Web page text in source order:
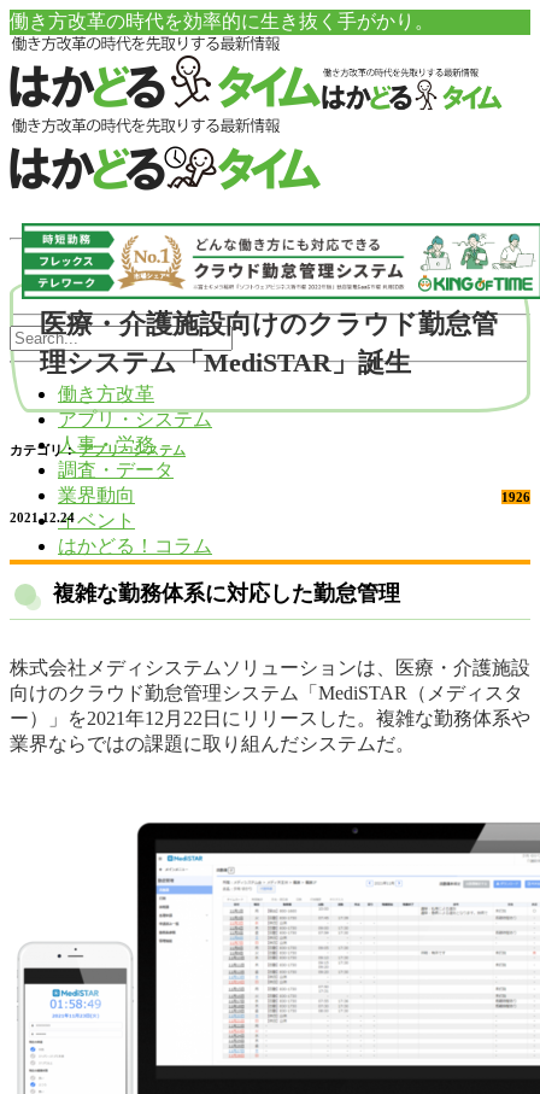
働き方改革の時代を効率的に生き抜く手がかり。
働き方改革
アプリ・システム
人事・労務
調査・データ
業界動向
イベント
はかどる！コラム
医療・介護施設向けのクラウド勤怠管
理システム「MediSTAR」誕生
カテゴリ： アプリ・システム
1926
2021.12.24
複雑な勤務体系に対応した勤怠管理
株式会社メディシステムソリューションは、医療・介護施設
向けのクラウド勤怠管理システム「MediSTAR（メディスタ
ー）」を2021年12月22日にリリースした。複雑な勤務体系や
業界ならではの課題に取り組んだシステムだ。